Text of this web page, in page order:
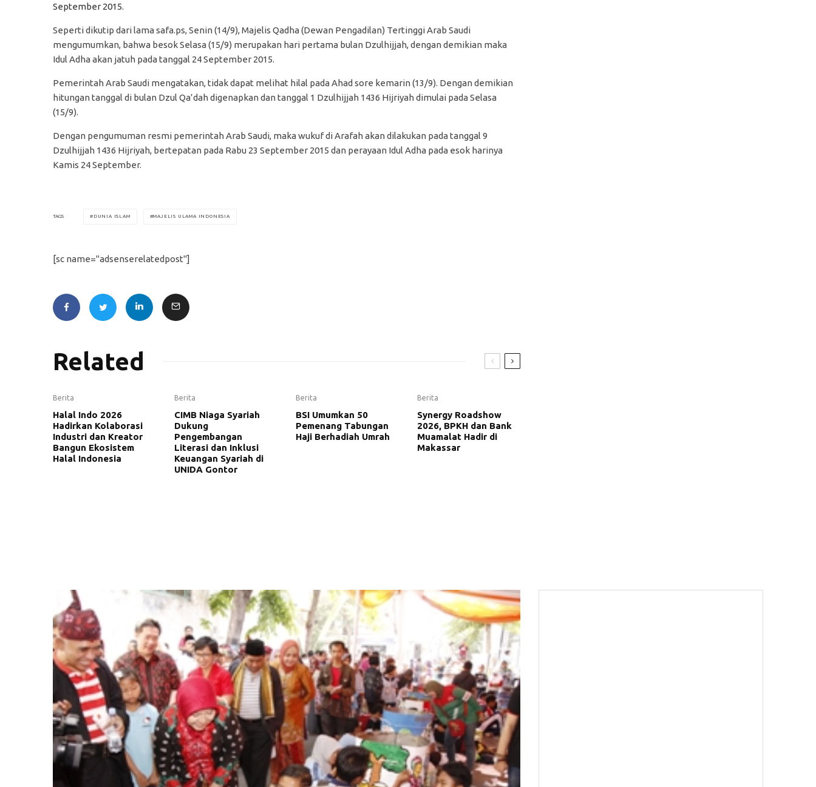
September 2015.
Seperti dikutip dari lama safa.ps, Senin (14/9), Majelis Qadha (Dewan Pengadilan) Tertinggi Arab Saudi
mengumumkan, bahwa besok Selasa (15/9) merupakan hari pertama bulan Dzulhijjah, dengan demikian maka
Idul Adha akan jatuh pada tanggal 24 September 2015.
Pemerintah Arab Saudi mengatakan, tidak dapat melihat hilal pada Ahad sore kemarin (13/9). Dengan demikian
hitungan tanggal di bulan Dzul Qa’dah digenapkan dan tanggal 1 Dzulhijjah 1436 Hijriyah dimulai pada Selasa
(15/9).
Dengan pengumuman resmi pemerintah Arab Saudi, maka wukuf di Arafah akan dilakukan pada tanggal 9
Dzulhijjah 1436 Hijriyah, bertepatan pada Rabu 23 September 2015 dan perayaan Idul Adha pada esok harinya
Kamis 24 September.
TAGS DUNIA ISLAM MAJELIS ULAMA INDONESIA
[sc name="adsenserelatedpost"]
Related
Berita
Halal Indo 2026
Hadirkan Kolaborasi
Industri dan Kreator
Bangun Ekosistem
Halal Indonesia
Berita
CIMB Niaga Syariah
Dukung
Pengembangan
Literasi dan Inklusi
Keuangan Syariah di
UNIDA Gontor
Berita
BSI Umumkan 50
Pemenang Tabungan
Haji Berhadiah Umrah
Berita
Synergy Roadshow
2026, BPKH dan Bank
Muamalat Hadir di
Makassar